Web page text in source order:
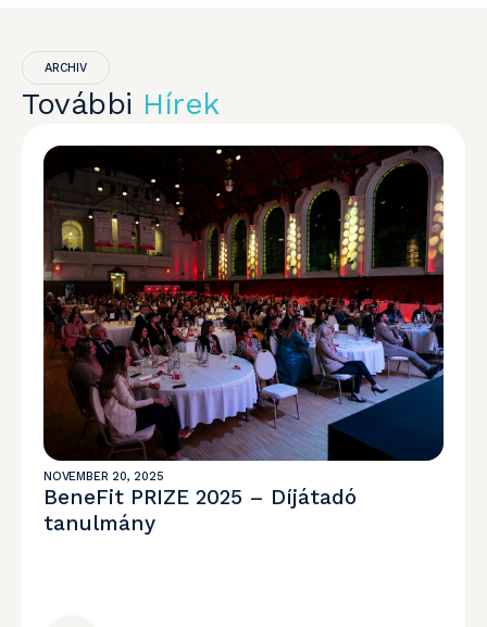
ARCHIV
További Hírek
NOVEMBER 20, 2025
BeneFit PRIZE 2025 – Díjátadó
tanulmány